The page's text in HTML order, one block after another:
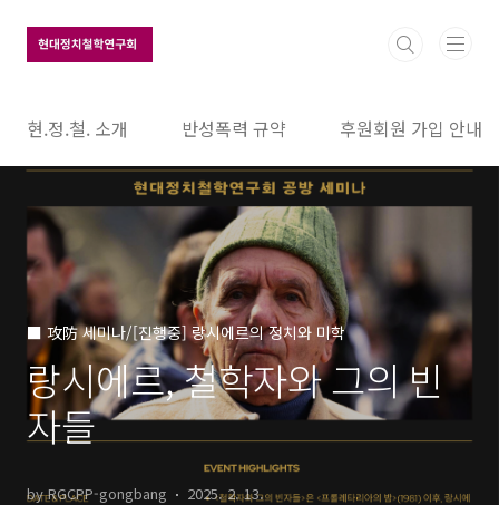
현.정.철. 소개 반성폭력 규약 후원회원 가입 안내
■ 攻防 세미나/[진행중] 랑시에르의 정치와 미학
랑시에르, 철학자와 그의 빈
자들
by RGCPP-gongbang 2025. 2. 13.